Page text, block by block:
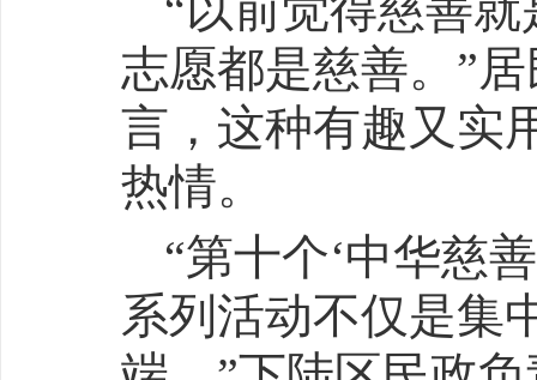
志愿都是慈善。”
言，这种有趣又实
热情。
“第十个‘中华慈
系列活动不仅是集